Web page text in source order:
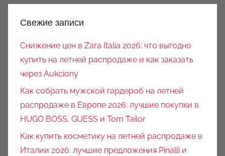
Свежие записи
Снижение цен в Zara Italia 2026: что выгодно
купить на летней распродаже и как заказать
через Aukciony
Как собрать мужской гардероб на летней
распродаже в Европе 2026: лучшие покупки в
HUGO BOSS, GUESS и Tom Tailor
Как купить косметику на летней распродаже в
Италии 2026: лучшие предложения Pinalli и